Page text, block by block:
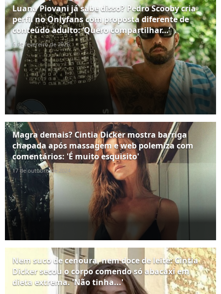
Luana Piovani já sabe disso? Pedro Scooby cria
perfil no Onlyfans com proposta diferente de
conteúdo adulto: ‘Quero compartilhar…’
6 de fevereiro de 2025
Magra demais? Cintia Dicker mostra barriga
chapada após massagem e web polemiza com
comentários: 'É muito esquisito'
17 de outubro de 2024
Nem suco de cenoura, nem doce de leite: Cintia
Dicker secou o corpo comendo só abacaxi em
dieta extrema. 'Não tinha...'